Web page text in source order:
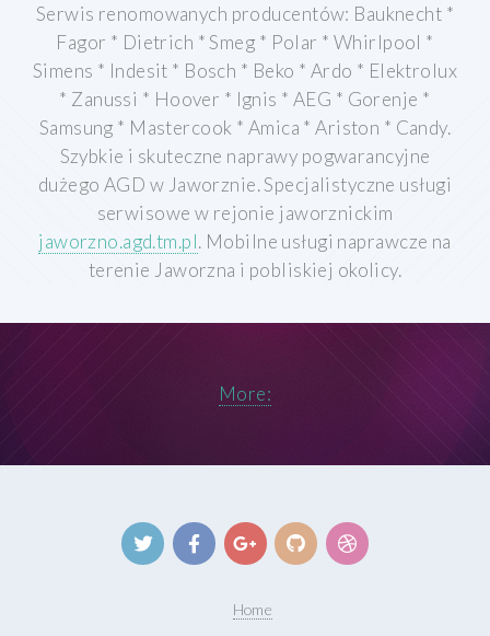
Serwis renomowanych producentów: Bauknecht *
Fagor * Dietrich * Smeg * Polar * Whirlpool *
Simens * Indesit * Bosch * Beko * Ardo * Elektrolux
* Zanussi * Hoover * Ignis * AEG * Gorenje *
Samsung * Mastercook * Amica * Ariston * Candy.
Szybkie i skuteczne naprawy pogwarancyjne
dużego AGD w Jaworznie. Specjalistyczne usługi
serwisowe w rejonie jaworznickim
jaworzno.agd.tm.pl. Mobilne usługi naprawcze na
terenie Jaworzna i pobliskiej okolicy.
More:
Home